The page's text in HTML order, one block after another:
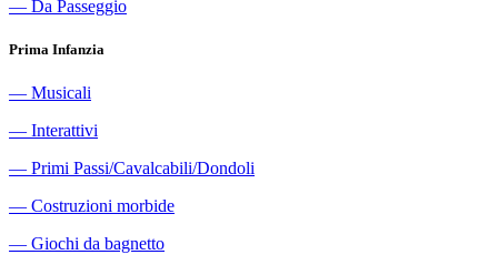
― Da Passeggio
Prima Infanzia
― Musicali
― Interattivi
― Primi Passi/Cavalcabili/Dondoli
― Costruzioni morbide
― Giochi da bagnetto